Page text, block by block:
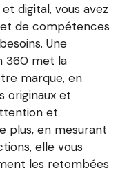
digital, vous avez
de compétences
Une
360 met la
marque, en
originaux et
et
plus, en mesurant
elle vous
les retombées